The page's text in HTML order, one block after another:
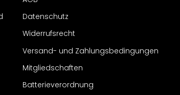
Datenschutz
Widerrufsrecht
Versand- und Zahlungsbedingungen
Mitgliedschaften
Batterieverordnung